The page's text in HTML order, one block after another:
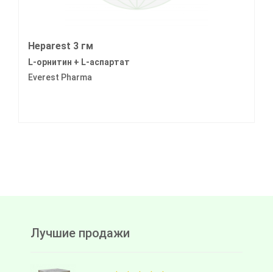
Heparest 3 гм
L-орнитин + L-аспартат
Everest Pharma
Лучшие продажи